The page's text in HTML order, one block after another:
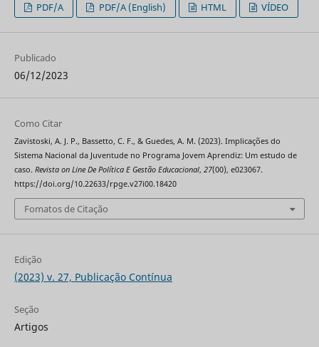
PDF/A PDF/A (English) HTML VÍDEO
Publicado
06/12/2023
Como Citar
Zavistoski, A. J. P., Bassetto, C. F., & Guedes, A. M. (2023). Implicações do
Sistema Nacional da Juventude no Programa Jovem Aprendiz: Um estudo de
caso. Revista on Line De Política E Gestão Educacional, 27(00), e023067.
https://doi.org/10.22633/rpge.v27i00.18420
Fomatos de Citação
Edição
(2023) v. 27, Publicação Contínua
Seção
Artigos